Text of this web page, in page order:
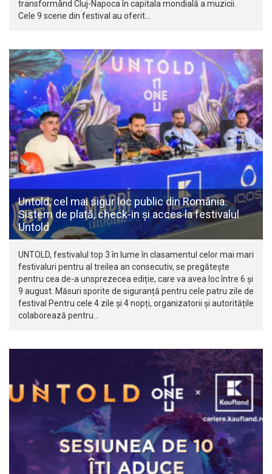
transformând Cluj-Napoca în capitala mondială a muzicii.
Cele 9 scene din festival au oferit…
Untold, cel mai sigur loc public din România.
Sistem de plată, check-in și acces la festivalul
Untold
UNTOLD, festivalul top 3 în lume în clasamentul celor mai mari
festivaluri pentru al treilea an consecutiv, se pregătește
pentru cea de-a unsprezecea ediție, care va avea loc între 6 și
9 august. Măsuri sporite de siguranță pentru cele patru zile de
festival Pentru cele 4 zile și 4 nopți, organizatorii și autoritățile
colaborează pentru…